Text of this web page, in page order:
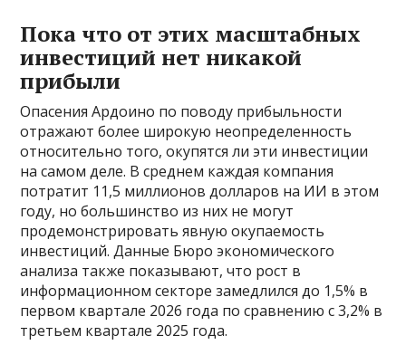
Пока что от этих масштабных
инвестиций нет никакой
прибыли
Опасения Ардоино по поводу прибыльности
отражают более широкую неопределенность
относительно того, окупятся ли эти инвестиции
на самом деле. В среднем каждая компания
потратит 11,5 миллионов долларов на ИИ в этом
году, но большинство из них не могут
продемонстрировать явную окупаемость
инвестиций. Данные Бюро экономического
анализа также показывают, что рост в
информационном секторе замедлился до 1,5% в
первом квартале 2026 года по сравнению с 3,2% в
третьем квартале 2025 года.